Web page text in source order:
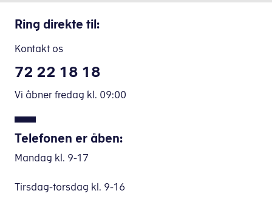
Ring direkte til:
Kontakt os
72 22 18 18
Vi åbner fredag kl. 09:00
Telefonen er åben:
Mandag kl. 9-17
Tirsdag-torsdag kl. 9-16